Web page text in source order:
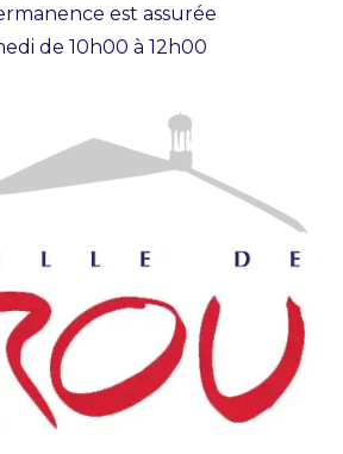
est assurée
de 10h00 à 12h00